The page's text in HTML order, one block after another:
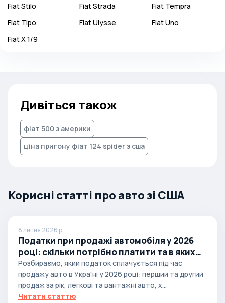
FiatStilo FiatStrada Fiat Tempra
Fiat Tipo FiatUlysse FiatUno
FiatX 1/9
Дивіться також
фіат 500 з америки
ціна пригону фіат 124 spider з сша
Корисні статті про авто зі США
8 липня 2026 р.
Податки при продажі автомобіля у 2026
році: скільки потрібно платити та в яких
випадках
Розбираємо, який податок сплачується під час
продажу авто в Україні у 2026 році: перший та другий
продаж за рік, легкові та вантажні авто, х...
Читати статтю